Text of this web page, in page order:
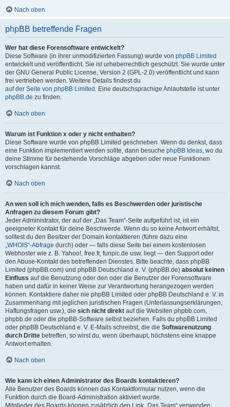
Nach oben
phpBB betreffende Fragen
Wer hat diese Forensoftware entwickelt?
Diese Software (in ihrer unmodifizierten Fassung) wurde von phpBB Limited
entwickelt und veröffentlicht. Sie ist urheberrechtlich geschützt. Sie wurde unter
der GNU General Public License, Version 2 (GPL-2.0) veröffentlicht und kann
frei vertrieben werden. Weitere Details findest du
auf der Seite von phpBB Limited . Eine deutschsprachige Anlaufstelle ist unter
phpBB.de zu finden.
Nach oben
Warum ist Funktion x oder y nicht enthalten?
Diese Software wurde von phpBB Limited geschrieben. Wenn du denkst, dass
eine Funktion implementiert werden sollte, dann besuche phpBB Ideas, wo du
deine Stimme für bestehende Vorschläge abgeben oder neue Funktionen
vorschlagen kannst.
Nach oben
An wen soll ich mich wenden, falls es Beschwerden oder juristische
Anfragen zu diesem Forum gibt?
Jeder Administrator, der auf der „Das Team“-Seite aufgeführt ist, ist ein
geeigneter Kontakt für deine Beschwerde. Wenn du so keine Antwort erhältst,
solltest du den Besitzer der Domain kontaktieren (führe dazu eine
„WHOIS“-Abfrage durch) oder — falls diese Seite bei einem kostenlosen
Webhoster wie z. B. Yahoo!, free.fr, funpic.de usw. liegt — den Support oder
den Abuse-Kontakt des betreffenden Dienstes. Bitte beachte, dass phpBB
Limited (phpBB.com) und phpBB Deutschland e. V. (phpBB.de) absolut keinen
Einfluss auf die Benutzung oder den oder die Benutzer der Forensoftware
haben und dafür in keiner Weise zur Verantwortung herangezogen werden
können. Kontaktiere daher nie phpBB Limited oder phpBB Deutschland e. V. in
Zusammenhang mit jeglichen juristischen Fragen (Unterlassungserklärungen,
Haftungsfragen usw.), die sich nicht direkt auf die Websiten phpbb.com,
phpbb.de oder die phpBB-Software selbst beziehen. Falls du phpBB Limited
oder phpBB Deutschland e. V. E-Mails schreibst, die die Softwarenutzung
durch Dritte betreffen, so wirst du, wenn überhaupt, höchstens eine knappe
Antwort erhalten.
Nach oben
Wie kann ich einen Administrator des Boards kontaktieren?
Alle Benutzer des Boards können das Kontaktformular nutzen, wenn die
Funktion durch die Board-Administration aktiviert wurde.
Mitglieder des Boards können zusätzlich den Link „Das Team“ verwenden.